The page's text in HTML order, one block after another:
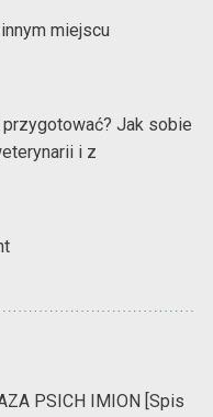
miejscu
Jak sobie
i z
PSICH IMION [Spis